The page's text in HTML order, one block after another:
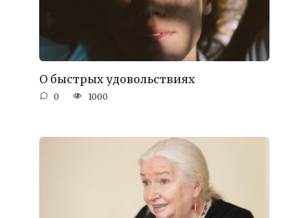
О быстрых удовольствиях
0 1000